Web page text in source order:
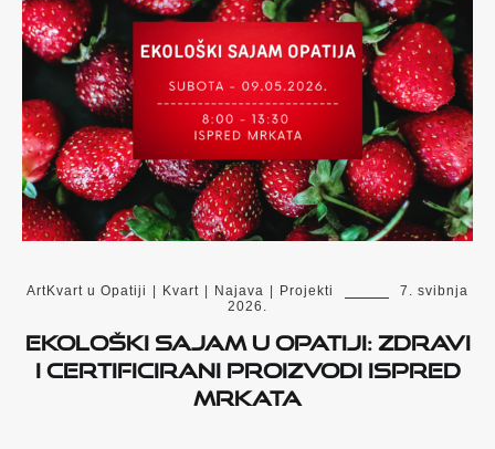
ArtKvart u Opatiji | Kvart | Najava | Projekti
7. svibnja
2026.
Ekološki sajam u Opatiji: zdravi
i certificirani proizvodi ispred
Mrkata